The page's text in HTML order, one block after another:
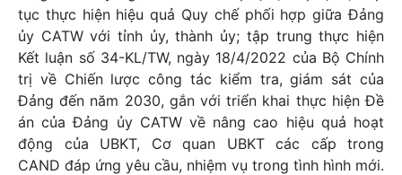
tục thực hiện hiệu quả Quy chế phối hợp giữa Đảng
ủy CATW với tỉnh ủy, thành ủy; tập trung thực hiện
Kết luận số 34-KL/TW, ngày 18/4/2022 của Bộ Chính
trị về Chiến lược công tác kiểm tra, giám sát của
Đảng đến năm 2030, gắn với triển khai thực hiện Đề
án của Đảng ủy CATW về nâng cao hiệu quả hoạt
động của UBKT, Cơ quan UBKT các cấp trong
CAND đáp ứng yêu cầu, nhiệm vụ trong tình hình mới.